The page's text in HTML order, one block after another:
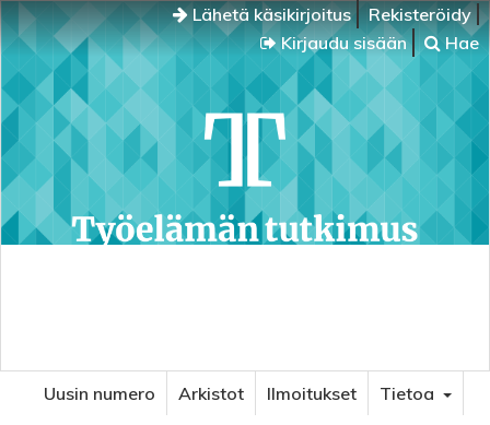
Lähetä käsikirjoitus
Rekisteröidy
Kirjaudu sisään
Hae
Uusin numero Arkistot Ilmoitukset
Tietoa